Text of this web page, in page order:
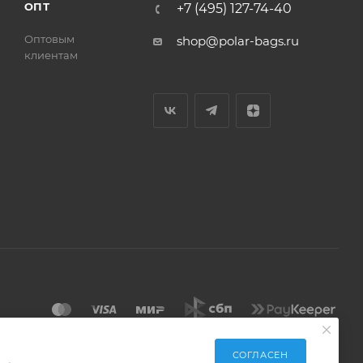
ОПТ
Оптовым
клиентам
+7 (495) 127-74-40
shop@polar-bags.ru
СОГЛАСЕН